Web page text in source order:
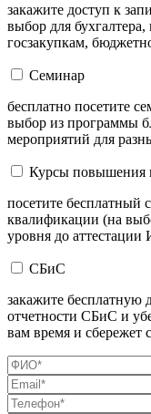
закажите доступ к
выбор для
госзакупкам,
Семинар
бесплатно посетите
выбор из программы
мероприятий для
Курсы
посетите бесплатный
квалификации (на
уровня до
СБиС
закажите бесплатную
отчетности СБиС и
вам время и сбережет